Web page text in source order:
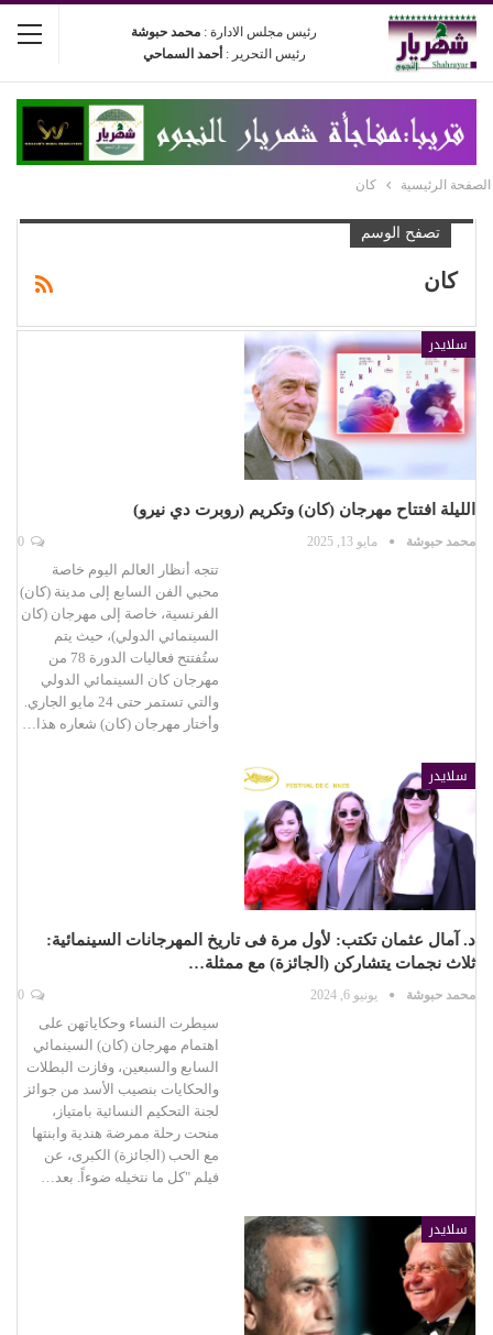
رئيس مجلس الادارة : محمد حبوشة
رئيس التحرير : أحمد السماحي
الصفحة الرئيسية كان
تصفح الوسم
كان
سلايدر
الليلة افتتاح مهرجان (كان) وتكريم (روبرت دي نيرو)
محمد حبوشة مايو 13, 2025
تتجه أنظار العالم اليوم خاصة
محبي الفن السابع إلى مدينة (كان)
الفرنسية، خاصة إلى مهرجان (كان
السينمائي الدولي)، حيث يتم
ستُفتتح فعاليات الدورة 78 من
مهرجان كان السينمائي الدولي
والتي تستمر حتى 24 مايو الجاري.
وأختار مهرجان (كان) شعاره هذا…
سلايدر
د. آمال عثمان تكتب: لأول مرة فى تاريخ المهرجانات السينمائية:
ثلاث نجمات يتشاركن (الجائزة) مع ممثلة…
محمد حبوشة يونيو 6, 2024
سيطرت النساء وحكاياتهن على
اهتمام مهرجان (كان) السينمائي
السابع والسبعين، وفازت البطلات
والحكايات بنصيب الأسد من جوائز
لجنة التحكيم النسائية بامتياز،
منحت رحلة ممرضة هندية وابنتها
مع الحب (الجائزة) الكبرى، عن
فيلم "كل ما نتخيله ضوءاً. بعد…
سلايدر